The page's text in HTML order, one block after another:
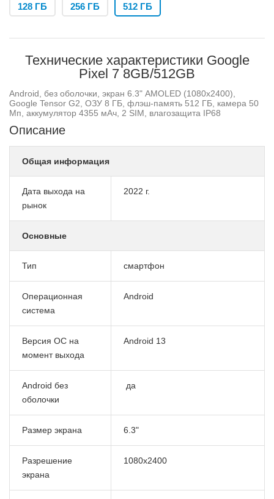
128 ГБ 256 ГБ 512 ГБ
Технические характеристики Google
Pixel 7 8GB/512GB
Android, без оболочки, экран 6.3" AMOLED (1080x2400),
Google Tensor G2, ОЗУ 8 ГБ, флэш-память 512 ГБ, камера 50
Мп, аккумулятор 4355 мАч, 2 SIM, влагозащита IP68
Описание
Общая информация
Дата выхода на
рынок
2022 г.
Основные
Тип смартфон
Операционная
система
Android
Версия ОС на
момент выхода
Android 13
Android без
оболочки
да
Размер экрана 6.3"
Разрешение
экрана
1080x2400